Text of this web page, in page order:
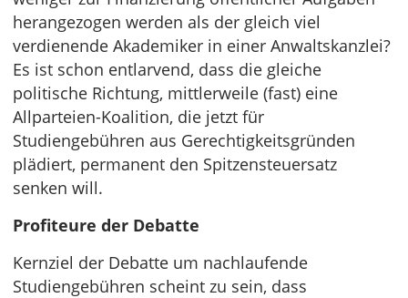
herangezogen werden als der gleich viel
verdienende Akademiker in einer Anwaltskanzlei?
Es ist schon entlarvend, dass die gleiche
politische Richtung, mittlerweile (fast) eine
Allparteien-Koalition, die jetzt für
Studiengebühren aus Gerechtigkeitsgründen
plädiert, permanent den Spitzensteuersatz
senken will.
Profiteure der Debatte
Kernziel der Debatte um nachlaufende
Studiengebühren scheint zu sein, dass